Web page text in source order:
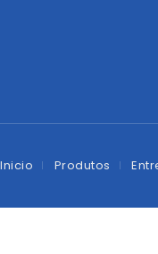
Inicio Produtos